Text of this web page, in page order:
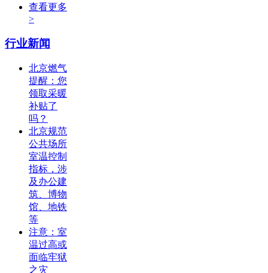
查看更多
>
行业新闻
北京燃气
提醒：您
领取采暖
补贴了
吗？
北京规范
公共场所
室温控制
指标，涉
及办公建
筑、博物
馆、地铁
等
注意：室
温过高或
面临牢狱
之灾